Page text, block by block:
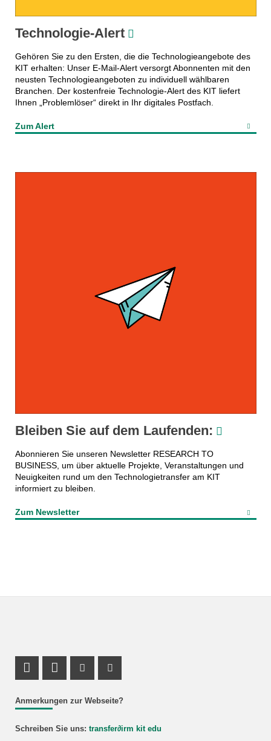
Technologie-Alert
Gehören Sie zu den Ersten, die die Technologieangebote des
KIT erhalten: Unser E-Mail-Alert versorgt Abonnenten mit den
neusten Technologieangeboten zu individuell wählbaren
Branchen. Der kostenfreie Technologie-Alert des KIT liefert
Ihnen „Problemlöser“ direkt in Ihr digitales Postfach.
Zum Alert
Bleiben Sie auf dem Laufenden:
Abonnieren Sie unseren Newsletter RESEARCH TO
BUSINESS, um über aktuelle Projekte, Veranstaltungen und
Neuigkeiten rund um den Technologietransfer am KIT
informiert zu bleiben.
Zum Newsletter
Anmerkungen zur Webseite?
Schreiben Sie uns: transfer∂irm kit edu
LinkedIn Profil
LinkedIn Profil
Instagram Profil
Youtube Profil